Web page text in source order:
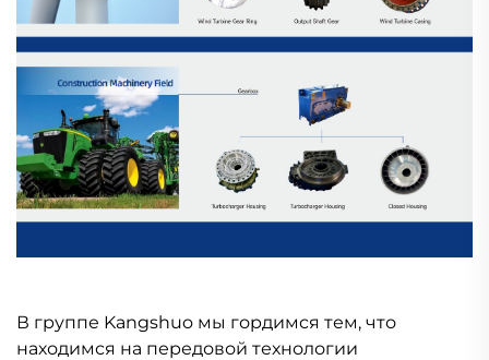
В группе Kangshuo мы гордимся тем, что
находимся на передовой технологии